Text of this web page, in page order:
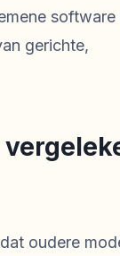
software
gerichte,
oudere